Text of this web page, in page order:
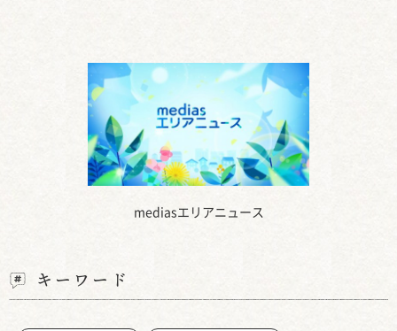
mediasエリアニュース
キーワード